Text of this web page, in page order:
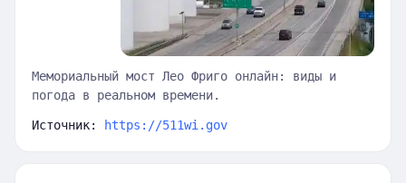
Мемориальный мост Лео Фриго онлайн: виды и
погода в реальном времени.
Источник: https://511wi.gov